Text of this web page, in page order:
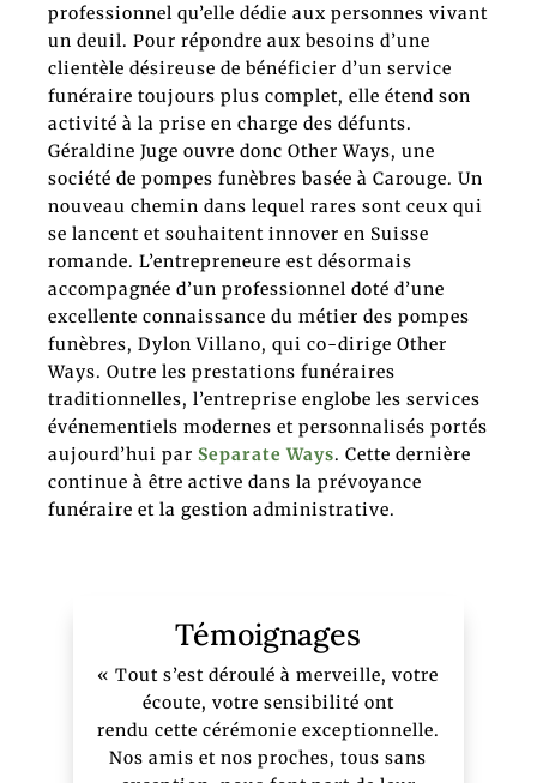
professionnel qu’elle dédie aux personnes vivant
un deuil. Pour répondre aux besoins d’une
clientèle désireuse de bénéficier d’un service
funéraire toujours plus complet, elle étend son
activité à la prise en charge des défunts.
Géraldine Juge ouvre donc Other Ways, une
société de pompes funèbres basée à Carouge. Un
nouveau chemin dans lequel rares sont ceux qui
se lancent et souhaitent innover en Suisse
romande. L’entrepreneure est désormais
accompagnée d’un professionnel doté d’une
excellente connaissance du métier des pompes
funèbres, Dylon Villano, qui co-dirige Other
Ways. Outre les prestations funéraires
traditionnelles, l’entreprise englobe les services
événementiels modernes et personnalisés portés
aujourd’hui par Separate Ways. Cette dernière
continue à être active dans la prévoyance
funéraire et la gestion administrative.
Témoignages
« Tout s’est déroulé à merveille, votre
écoute, votre sensibilité ont
rendu cette cérémonie exceptionnelle.
Nos amis et nos proches, tous sans